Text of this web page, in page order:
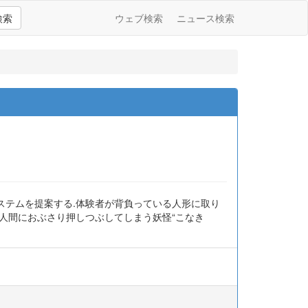
索 ウェブ検索 ニュース検索
ムを提案する.体験者が背負っている人形に取り
におぶさり押しつぶしてしまう妖怪“こなき